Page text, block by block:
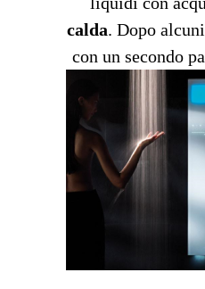
calda. Dopo
con un secondo